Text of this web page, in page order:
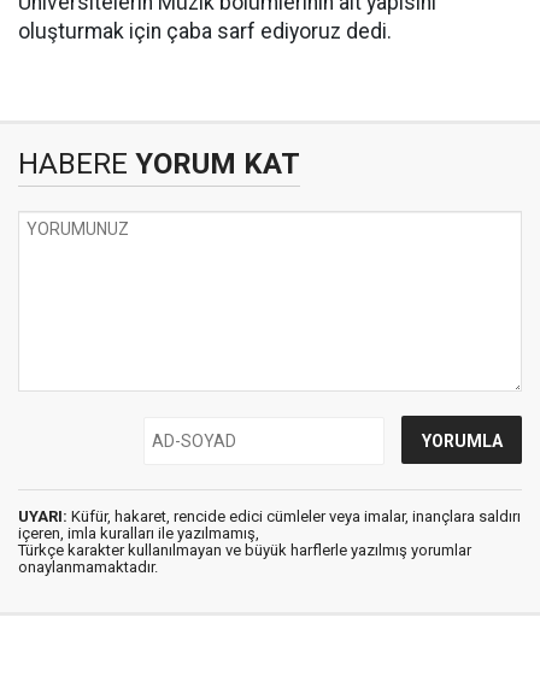
oluşturmak için çaba sarf ediyoruz dedi.
HABERE YORUM KAT
UYARI: Küfür, hakaret, rencide edici cümleler veya imalar, inançlara saldırı
içeren, imla kuralları ile yazılmamış,
Türkçe karakter kullanılmayan ve büyük harflerle yazılmış yorumlar
onaylanmamaktadır.